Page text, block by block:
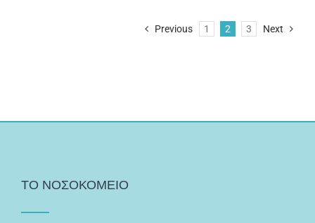
Previous 1 2 3 Next
ΤΟ ΝΟΣΟΚΟΜΕΙΟ